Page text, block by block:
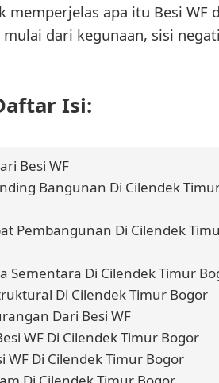
apa itu Besi WF
dari kegunaan, sisi
Isi:
Besi WF
Bangunan Di Cilendek
Pembangunan Di Cilendek
Sementara Di Cilendek Timur
Di Cilendek Timur Bogor
Dari Besi WF
WF Di Cilendek Timur Bogor
WF Di Cilendek Timur Bogor